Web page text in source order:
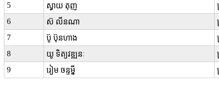
5
ស្វាយ តុញ
6
ស៊ លីនណា
7
ប៊ូ ប៊ុនហាង
8
យូ ទិត្យវឌ្ឍនៈ
9
រៀម ចន្ទម្នី